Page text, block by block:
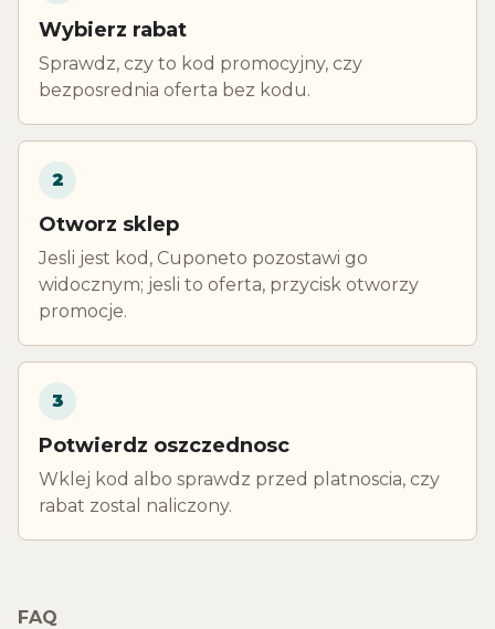
Wybierz rabat
Sprawdz, czy to kod promocyjny, czy
bezposrednia oferta bez kodu.
2
Otworz sklep
Jesli jest kod, Cuponeto pozostawi go
widocznym; jesli to oferta, przycisk otworzy
promocje.
3
Potwierdz oszczednosc
Wklej kod albo sprawdz przed platnoscia, czy
rabat zostal naliczony.
FAQ